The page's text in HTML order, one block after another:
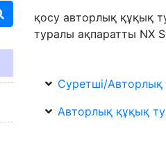
қосу авторлық құқық
туралы ақпаратты NX
Суретші/Авторлық
Авторлық құқық